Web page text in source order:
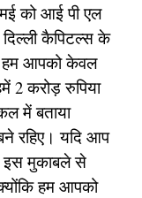
को आई पी एल
कैपिटल्स के
हम आपको केवल
2 करोड़ रुपिया
में बताया
रहिए। यदि आप
मुकाबले से
हम आपको